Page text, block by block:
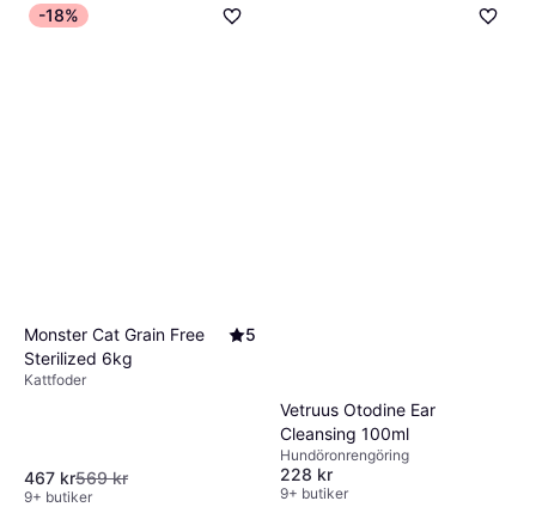
-18%
Monster Cat Grain Free
Sterilized 6kg
5
Kattfoder
467 kr569 kr
9+ butiker
Vetruus Otodine Ear
Cleansing 100ml
Hundöronrengöring
228 kr
9+ butiker